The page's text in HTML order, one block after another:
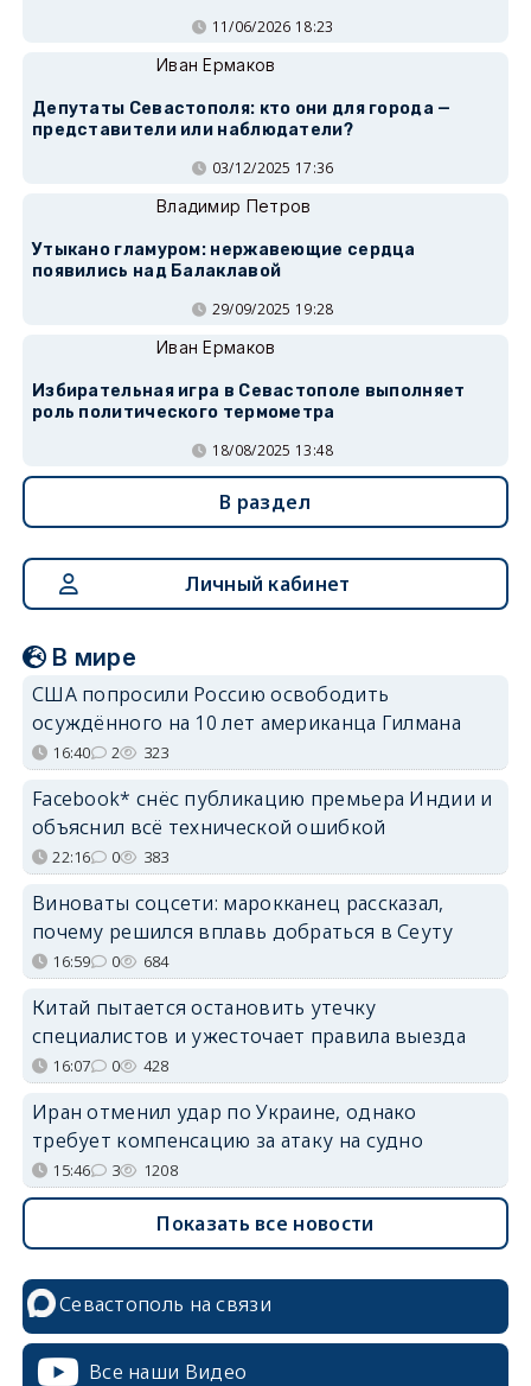
11/06/2026 18:23
Иван Ермаков
Депутаты Севастополя: кто они для города —
представители или наблюдатели?
03/12/2025 17:36
Владимир Петров
Утыкано гламуром: нержавеющие сердца
появились над Балаклавой
29/09/2025 19:28
Иван Ермаков
Избирательная игра в Севастополе выполняет
роль политического термометра
18/08/2025 13:48
В раздел
Личный кабинет
В мире
США попросили Россию освободить
осуждённого на 10 лет американца Гилмана
16:40 2 323
Facebook* снёс публикацию премьера Индии и
объяснил всё технической ошибкой
22:16 0 383
Виноваты соцсети: марокканец рассказал,
почему решился вплавь добраться в Сеуту
16:59 0 684
Китай пытается остановить утечку
специалистов и ужесточает правила выезда
16:07 0 428
Иран отменил удар по Украине, однако
требует компенсацию за атаку на судно
15:46 3 1208
Показать все новости
Севастополь на связи
Все наши Видео